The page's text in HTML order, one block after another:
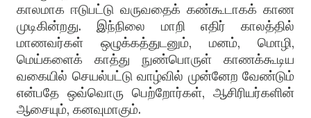
காலமாக ஈடுபட்டு வருவதைக் கண்கூடாகக் காண
முடிகின்றது. இந்நிலை மாறி எதிர் காலத்தில்
மாணவர்கள் ஒழுக்கத்துடனும், மனம், மொழி,
மெய்களைக் காத்து நுண்பொருள் காணக்கூடிய
வகையில் செயல்பட்டு வாழ்வில் முன்னேற வேண்டும்
என்பதே ஒவ்வொரு பெற்றோர்கள், ஆசிரியர்களின்
ஆசையும், கனவுமாகும்.